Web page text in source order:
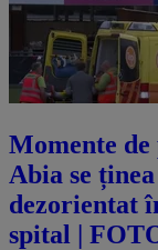
Momente
Abia se
dezorientat
spital |